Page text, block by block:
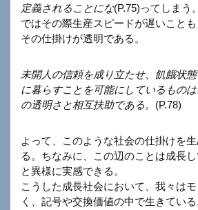
定義されることにな(P.75)ってしまう
ではその際生産スピードが遅いことも
その仕掛けが透明である。
未開人の信頼を成り立たせ、飢餓状
に暮らすことを可能にしているもの
の透明さと相互扶助である。 (P.78)
よって、このような社会の仕掛けを
る。ちなみに、この辺のことは成長
と異様に実感できる。
こうした成長社会において、我々は
く、記号や交換価値の中で生きてい